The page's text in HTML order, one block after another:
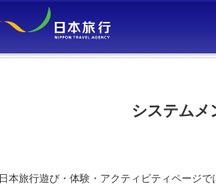
システムメ
日本旅行遊び・体験・アクティビティページ